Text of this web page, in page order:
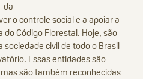
da
o controle social e a apoiar a
Código Florestal. Hoje, são
sociedade civil de todo o Brasil
Essas entidades são
são também reconhecidas